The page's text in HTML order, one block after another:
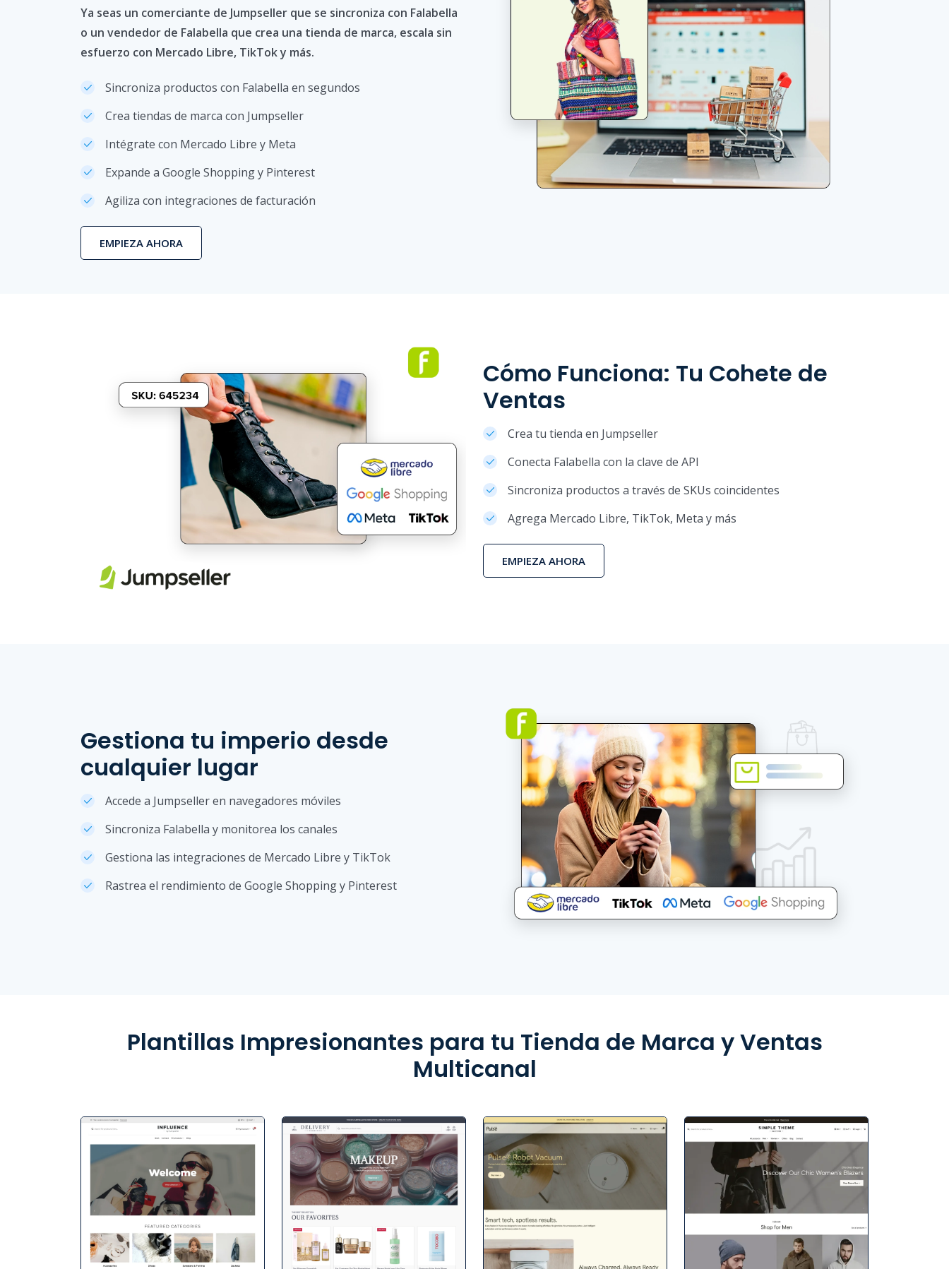
Ya seas un comerciante de Jumpseller que se sincroniza con Falabella
o un vendedor de Falabella que crea una tienda de marca, escala sin
esfuerzo con Mercado Libre, TikTok y más.
Sincroniza productos con Falabella en segundos
Crea tiendas de marca con Jumpseller
Intégrate con Mercado Libre y Meta
Expande a Google Shopping y Pinterest
Agiliza con integraciones de facturación
EMPIEZA AHORA
Cómo Funciona: Tu Cohete de
Ventas
Crea tu tienda en Jumpseller
Conecta Falabella con la clave de API
Sincroniza productos a través de SKUs coincidentes
Agrega Mercado Libre, TikTok, Meta y más
EMPIEZA AHORA
Gestiona tu imperio desde
cualquier lugar
Accede a Jumpseller en navegadores móviles
Sincroniza Falabella y monitorea los canales
Gestiona las integraciones de Mercado Libre y TikTok
Rastrea el rendimiento de Google Shopping y Pinterest
Plantillas Impresionantes para tu Tienda de Marca y Ventas
Multicanal